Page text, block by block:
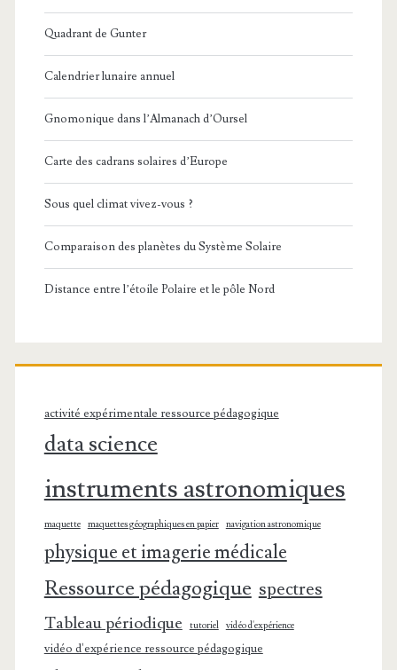
Quadrant de Gunter
Calendrier lunaire annuel
Gnomonique dans l’Almanach d’Oursel
Carte des cadrans solaires d’Europe
Sous quel climat vivez-vous ?
Comparaison des planètes du Système Solaire
Distance entre l’étoile Polaire et le pôle Nord
activité expérimentale ressource pédagogique
data science
instruments astronomiques
maquette maquettes géographiques en papier navigation astronomique
physique et imagerie médicale
Ressource pédagogique spectres
Tableau périodique tutoriel vidéo d'expérience
vidéo d'expérience ressource pédagogique